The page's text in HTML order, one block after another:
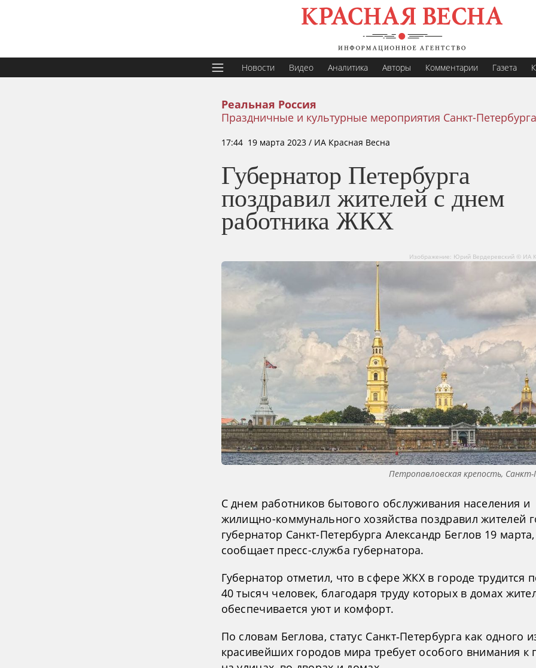
Новости Видео Аналитика Авторы Комментарии Газета
Реальная Россия
Праздничные и культурные мероприятия Санкт-Петербурга
17:44 19 марта 2023 / ИА Красная Весна
Губернатор Петербурга
поздравил жителей с днем
работника ЖКХ
Изображение: Юрий Вердеревский © ИА
Петропавловская крепость,
С днем работников бытового обслуживания населения и
жилищно-коммунального хозяйства поздравил жителей
губернатор Санкт-Петербурга Александр Беглов 19 марта,
сообщает пресс-служба губернатора.
Губернатор отметил, что в сфере ЖКХ в городе трудится
40 тысяч человек, благодаря труду которых в домах
обеспечивается уют и комфорт.
По словам Беглова, статус Санкт‑Петербурга как одного
красивейших городов мира требует особого внимания к